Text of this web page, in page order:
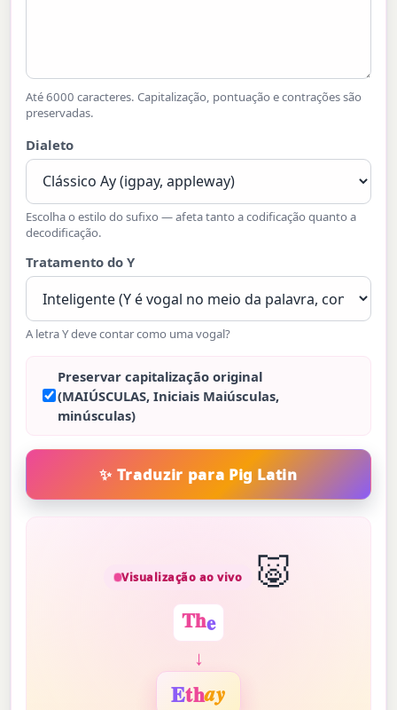
Até 6000 caracteres. Capitalização, pontuação e contrações são
preservadas.
Dialeto
Escolha o estilo do sufixo — afeta tanto a codificação quanto a
decodificação.
Tratamento do Y
A letra Y deve contar como uma vogal?
Preservar capitalização original
(MAIÚSCULAS, Iniciais Maiúsculas,
minúsculas)
Visualização ao vivo 🐷
The
↓
Ethay